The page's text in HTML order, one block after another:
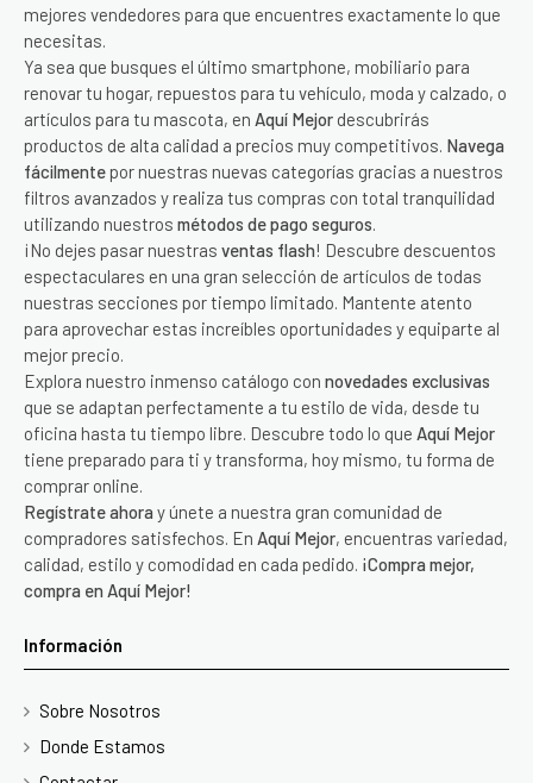
mejores vendedores para que encuentres exactamente lo que
necesitas.
Ya sea que busques el último smartphone, mobiliario para
renovar tu hogar, repuestos para tu vehículo, moda y calzado, o
artículos para tu mascota, en Aquí Mejor descubrirás
productos de alta calidad a precios muy competitivos. Navega
fácilmente por nuestras nuevas categorías gracias a nuestros
filtros avanzados y realiza tus compras con total tranquilidad
utilizando nuestros métodos de pago seguros.
¡No dejes pasar nuestras ventas flash! Descubre descuentos
espectaculares en una gran selección de artículos de todas
nuestras secciones por tiempo limitado. Mantente atento
para aprovechar estas increíbles oportunidades y equiparte al
mejor precio.
Explora nuestro inmenso catálogo con novedades exclusivas
que se adaptan perfectamente a tu estilo de vida, desde tu
oficina hasta tu tiempo libre. Descubre todo lo que Aquí Mejor
tiene preparado para ti y transforma, hoy mismo, tu forma de
comprar online.
Regístrate ahora y únete a nuestra gran comunidad de
compradores satisfechos. En Aquí Mejor, encuentras variedad,
calidad, estilo y comodidad en cada pedido. ¡Compra mejor,
compra en Aquí Mejor!
Información
Sobre Nosotros
Donde Estamos